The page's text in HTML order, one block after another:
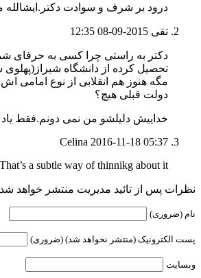
درود بر شرف و سوادت دکتر.ایشالله
تقی 2015-09-08 12:35
دکتر به راستی چرا کسی به حرفای
تحصیل کرده از دانشگاه
مگه هنوز هم انقلابی از نوع امامی
دولت قبلی هیچ؟
خداییش دلیلشو من نمی دونم.فقط
Celina 2016-11-18 05:37
That’s a subtle way of thinnikg about it.
نظرات پس از تائید مدیریت منتشر خواهد شد
نام (ضروری)
پست الکترونیک (منتشر نخواهد شد) (ضروری)
وبسایت